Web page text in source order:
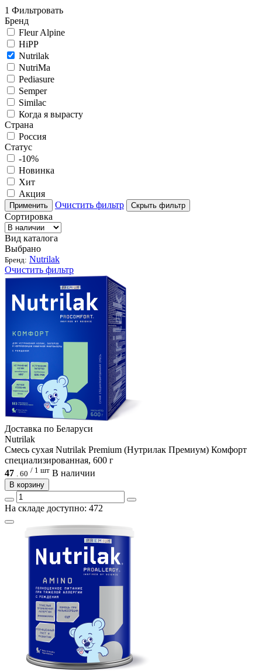
1 Фильтровать
Бренд
Fleur Alpine
HiPP
Nutrilak
NutriMa
Pediasure
Semper
Similac
Когда я вырасту
Страна
Россия
Статус
-10%
Новинка
Хит
Акция
Применить Очистить фильтр Скрыть фильтр
Сортировка
Вид каталога
Выбрано
Бренд: Nutrilak
Очистить фильтр
Доcтавка по Беларуси
Nutrilak
Смесь сухая Nutrilak Premium (Нутрилак Премиум) Комфорт
специализированная, 600 г
47 . 60 / 1 шт В наличии
В корзину
На складе доступно: 472